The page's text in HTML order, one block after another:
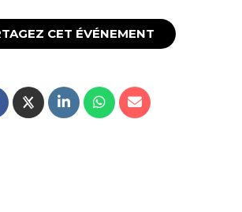
CET ÉVÉNEMENT